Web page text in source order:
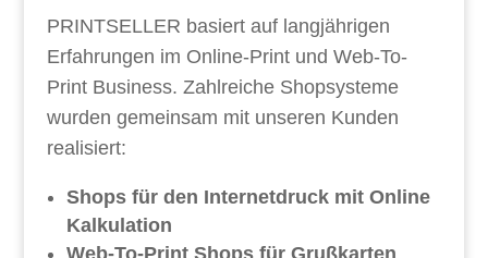
PRINTSELLER basiert auf langjährigen
Erfahrungen im Online-Print und Web-To-
Print Business. Zahlreiche Shopsysteme
wurden gemeinsam mit unseren Kunden
realisiert:
Shops für den Internetdruck mit Online
Kalkulation